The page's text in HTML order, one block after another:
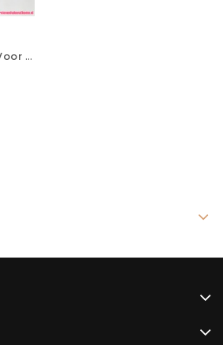
Haakpatroon Mand Voor 2 WC-Rollen